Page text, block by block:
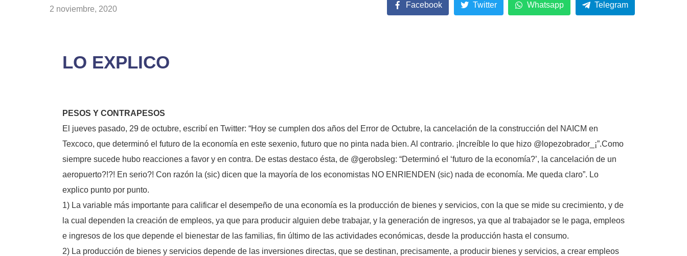
2 noviembre, 2020
LO EXPLICO
PESOS Y CONTRAPESOS
El jueves pasado, 29 de octubre, escribí en Twitter: “Hoy se cumplen dos años del Error de Octubre, la cancelación de la construcción del NAICM en
Texcoco, que determinó el futuro de la economía en este sexenio, futuro que no pinta nada bien. Al contrario. ¡Increíble lo que hizo @lopezobrador_¡”.Como
siempre sucede hubo reacciones a favor y en contra. De estas destaco ésta, de @gerobsleg: “Determinó el ‘futuro de la economía?’, la cancelación de un
aeropuerto?!?! En serio?! Con razón la (sic) dicen que la mayoría de los economistas NO ENRIENDEN (sic) nada de economía. Me queda claro”. Lo
explico punto por punto.
1) La variable más importante para calificar el desempeño de una economía es la producción de bienes y servicios, con la que se mide su crecimiento, y de
la cual dependen la creación de empleos, ya que para producir alguien debe trabajar, y la generación de ingresos, ya que al trabajador se le paga, empleos
e ingresos de los que depende el bienestar de las familias, fin último de las actividades económicas, desde la producción hasta el consumo.
2) La producción de bienes y servicios depende de las inversiones directas, que se destinan, precisamente, a producir bienes y servicios, a crear empleos
Facebook Twitter Whatsapp Telegram